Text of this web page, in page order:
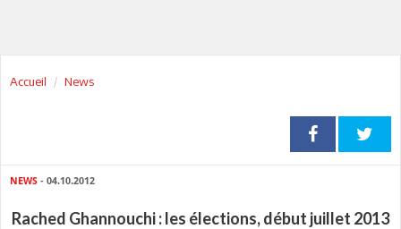
Accueil News
NEWS - 04.10.2012
Rached Ghannouchi : les élections, début juillet 2013